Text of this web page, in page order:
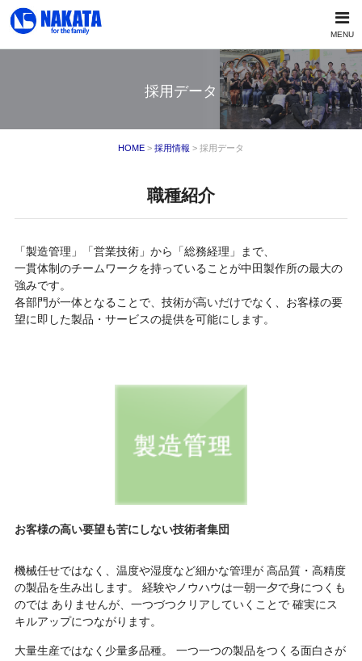
MENU
採用データ
HOME > 採用情報 > 採用データ
職種紹介
「製造管理」「営業技術」から「総務経理」まで、
一貫体制のチームワークを持っていることが中田製作所の最大の
強みです。
各部門が一体となることで、技術が高いだけでなく、お客様の要
望に即した製品・サービスの提供を可能にします。
お客様の高い要望も苦にしない技術者集団
機械任せではなく、温度や湿度など細かな管理が高品質・高精度
の製品を生み出します。
経験やノウハウは一朝一夕で身につくも
のでは ありませんが、一つづつクリアしていくことで確実にス
キルアップにつながります。
大量生産ではなく少量多品種。
一つ一つの製品をつくる面白さが